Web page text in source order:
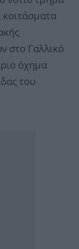
στο Γαλλικό
όχημα
του